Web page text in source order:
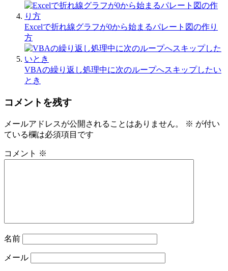
Excelで折れ線グラフが0から始まるパレート図の作り
方
VBAの繰り返し処理中に次のループへスキップしたい
とき
コメントを残す
メールアドレスが公開されることはありません。 ※ が付い
ている欄は必須項目です
コメント ※
名前
メール